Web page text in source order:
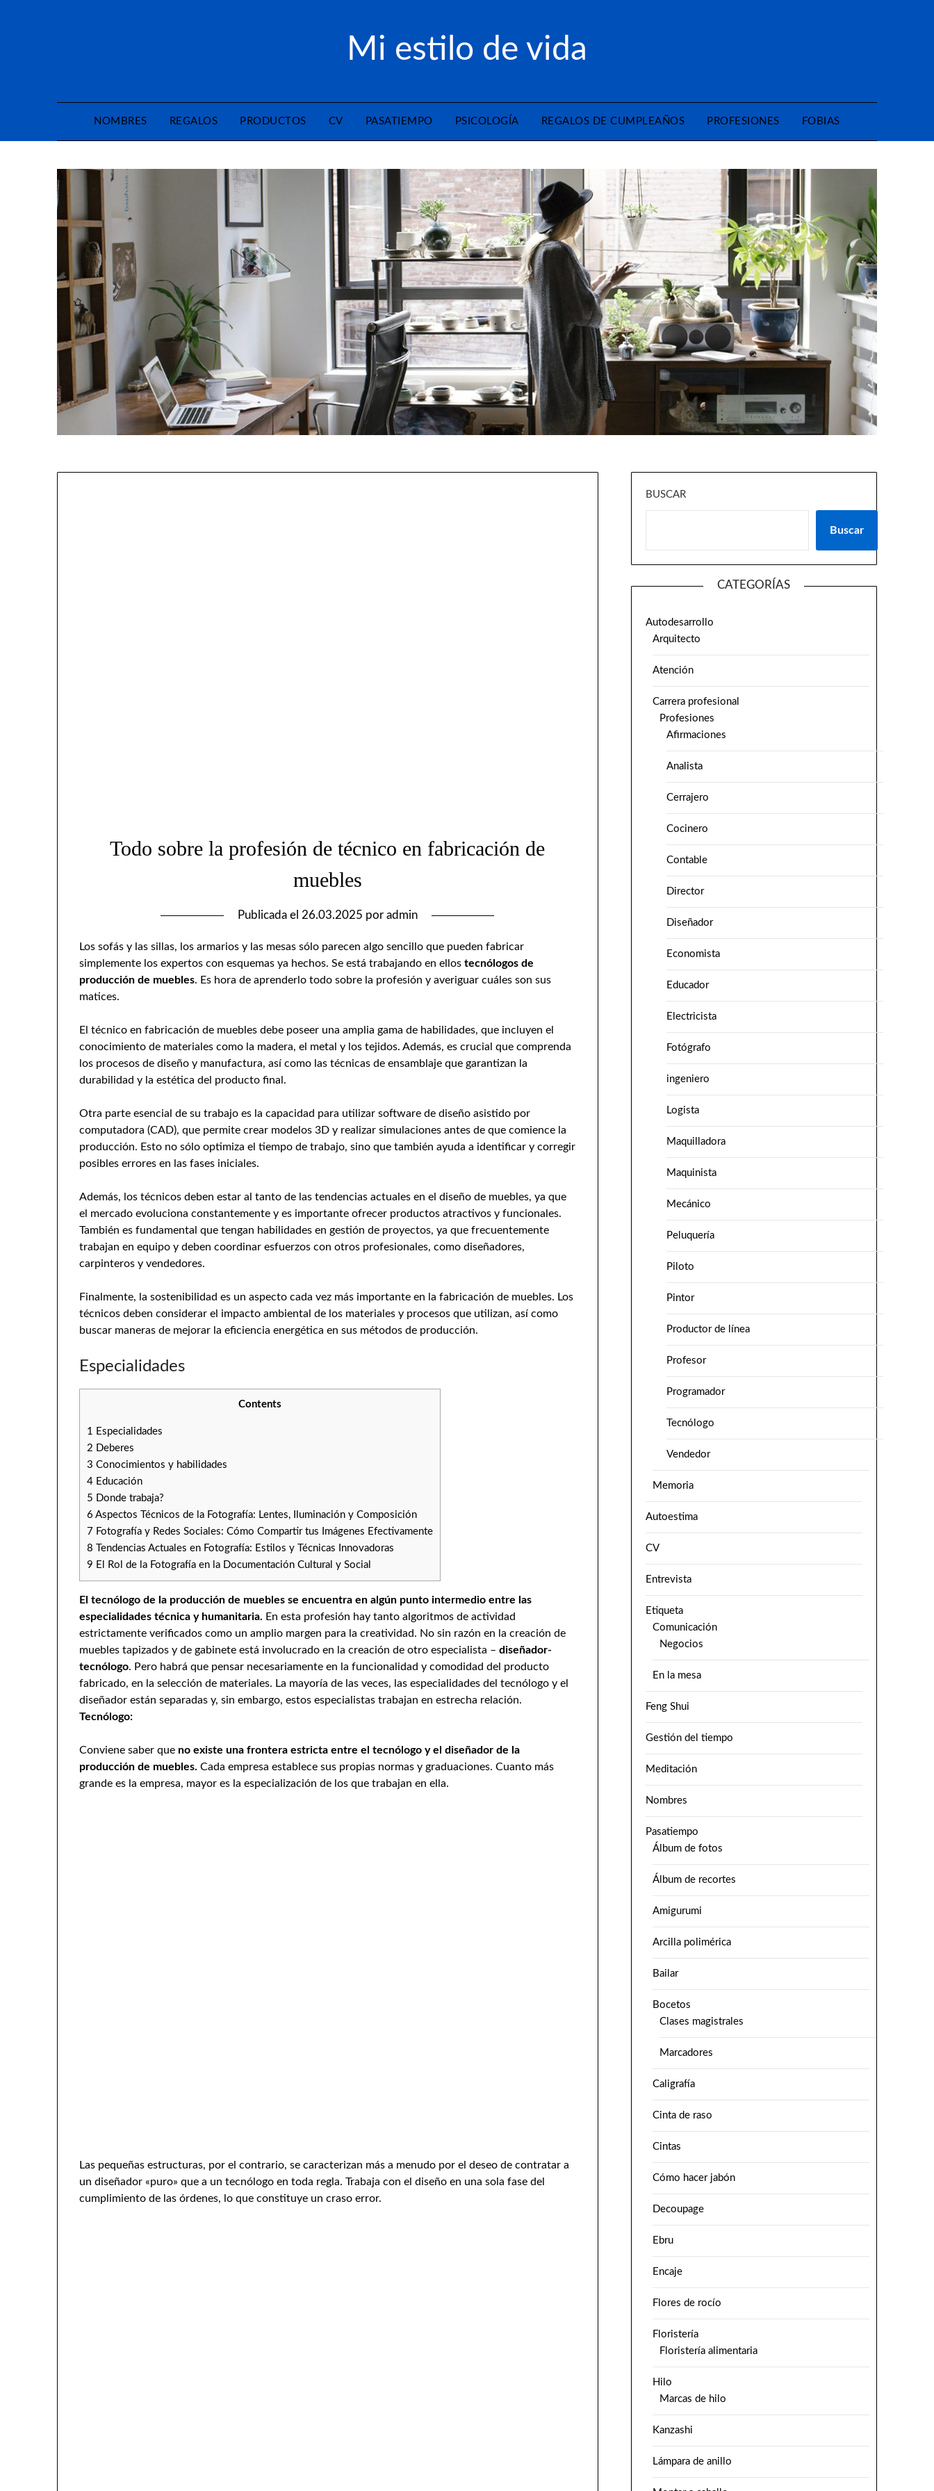
Mi estilo de vida
NOMBRES REGALOS PRODUCTOS CV PASATIEMPO PSICOLOGÍA REGALOS DE CUMPLEAÑOS PROFESIONES FOBIAS
Todo sobre la profesión de técnico en fabricación de
muebles
Publicada el 26.03.2025 por admin
Los sofás y las sillas, los armarios y las mesas sólo parecen algo sencillo que pueden fabricar
simplemente los expertos con esquemas ya hechos. Se está trabajando en ellostecnólogos de
producción de muebles. Es hora de aprenderlo todo sobre la profesión y averiguar cuáles son sus
matices.
El técnico en fabricación de muebles debe poseer una amplia gama de habilidades, que incluyen el
conocimiento de materiales como la madera, el metal y los tejidos. Además, es crucial que comprenda
los procesos de diseño y manufactura, así como las técnicas de ensamblaje que garantizan la
durabilidad y la estética del producto final.
Otra parte esencial de su trabajo es la capacidad para utilizar software de diseño asistido por
computadora (CAD), que permite crear modelos 3D y realizar simulaciones antes de que comience la
producción. Esto no sólo optimiza el tiempo de trabajo, sino que también ayuda a identificar y corregir
posibles errores en las fases iniciales.
Además, los técnicos deben estar al tanto de las tendencias actuales en el diseño de muebles, ya que
el mercado evoluciona constantemente y es importante ofrecer productos atractivos y funcionales.
También es fundamental que tengan habilidades en gestión de proyectos, ya que frecuentemente
trabajan en equipo y deben coordinar esfuerzos con otros profesionales, como diseñadores,
carpinteros y vendedores.
Finalmente, la sostenibilidad es un aspecto cada vez más importante en la fabricación de muebles. Los
técnicos deben considerar el impacto ambiental de los materiales y procesos que utilizan, así como
buscar maneras de mejorar la eficiencia energética en sus métodos de producción.
Especialidades
Contents
1 Especialidades
2 Deberes
3 Conocimientos y habilidades
4 Educación
5 Donde trabaja?
6 Aspectos Técnicos de la Fotografía: Lentes, Iluminación y Composición
7 Fotografía y Redes Sociales: Cómo Compartir tus Imágenes Efectivamente
8 Tendencias Actuales en Fotografía: Estilos y Técnicas Innovadoras
9 El Rol de la Fotografía en la Documentación Cultural y Social
El tecnólogo de la producción de muebles se encuentra en algún punto intermedio entre las
especialidades técnica y humanitaria. En esta profesión hay tanto algoritmos de actividad
estrictamente verificados como un amplio margen para la creatividad. No sin razón en la creación de
muebles tapizados y de gabinete está involucrado en la creación de otro especialista –diseñador-
tecnólogo. Pero habrá que pensar necesariamente en la funcionalidad y comodidad del producto
fabricado, en la selección de materiales. La mayoría de las veces, las especialidades del tecnólogo y el
diseñador están separadas y, sin embargo, estos especialistas trabajan en estrecha relación.
Tecnólogo:
Conviene saber que no existe una frontera estricta entre el tecnólogo y el diseñador de la
producción de muebles. Cada empresa establece sus propias normas y graduaciones. Cuanto más
grande es la empresa, mayor es la especialización de los que trabajan en ella.
Las pequeñas estructuras, por el contrario, se caracterizan más a menudo por el deseo de contratar a
un diseñador «puro» que a un tecnólogo en toda regla. Trabaja con el diseño en una sola fase del
cumplimiento de las órdenes, lo que constituye un craso error.
BUSCAR
Buscar
CATEGORÍAS
Autodesarrollo
Arquitecto
Atención
Carrera profesional
Profesiones
Afirmaciones
Analista
Cerrajero
Cocinero
Contable
Director
Diseñador
Economista
Educador
Electricista
Fotógrafo
ingeniero
Logista
Maquilladora
Maquinista
Mecánico
Peluquería
Piloto
Pintor
Productor de línea
Profesor
Programador
Tecnólogo
Vendedor
Memoria
Autoestima
CV
Entrevista
Etiqueta
Comunicación
Negocios
En la mesa
Feng Shui
Gestión del tiempo
Meditación
Nombres
Pasatiempo
Álbum de fotos
Álbum de recortes
Amigurumi
Arcilla polimérica
Bailar
Bocetos
Clases magistrales
Marcadores
Caligrafía
Cinta de raso
Cintas
Cómo hacer jabón
Decoupage
Ebru
Encaje
Flores de rocío
Floristería
Floristería alimentaria
Hilo
Marcas de hilo
Kanzashi
Lámpara de anillo